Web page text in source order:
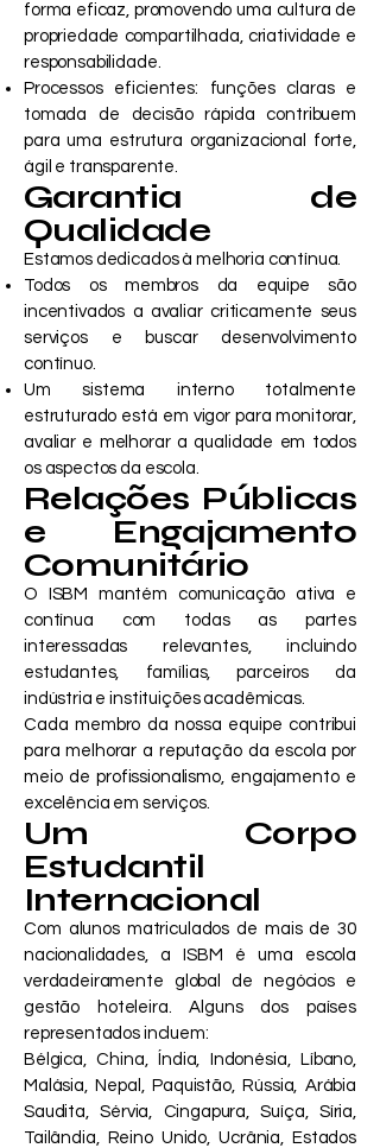
forma eficaz, promovendo uma cultura de
propriedade compartilhada, criatividade e
responsabilidade.
Processos eficientes: funções claras e
tomada de decisão rápida contribuem
para uma estrutura organizacional forte,
ágil e transparente.
Garantia de
Qualidade
Estamos dedicados à melhoria contínua.
Todos os membros da equipe são
incentivados a avaliar criticamente seus
serviços e buscar desenvolvimento
contínuo.
Um sistema interno totalmente
estruturado está em vigor para monitorar,
avaliar e melhorar a qualidade em todos
os aspectos da escola.
Relações Públicas
e Engajamento
Comunitário
O ISBM mantém comunicação ativa e
contínua com todas as partes
interessadas relevantes, incluindo
estudantes, famílias, parceiros da
indústria e instituições acadêmicas.
Cada membro da nossa equipe contribui
para melhorar a reputação da escola por
meio de profissionalismo, engajamento e
excelência em serviços.
Um Corpo
Estudantil
Internacional
Com alunos matriculados de mais de 30
nacionalidades, a ISBM é uma escola
verdadeiramente global de negócios e
gestão hoteleira. Alguns dos países
representados incluem:
Bélgica, China, Índia, Indonésia, Líbano,
Malásia, Nepal, Paquistão, Rússia, Arábia
Saudita, Sérvia, Cingapura, Suíça, Síria,
Tailândia, Reino Unido, Ucrânia, Estados